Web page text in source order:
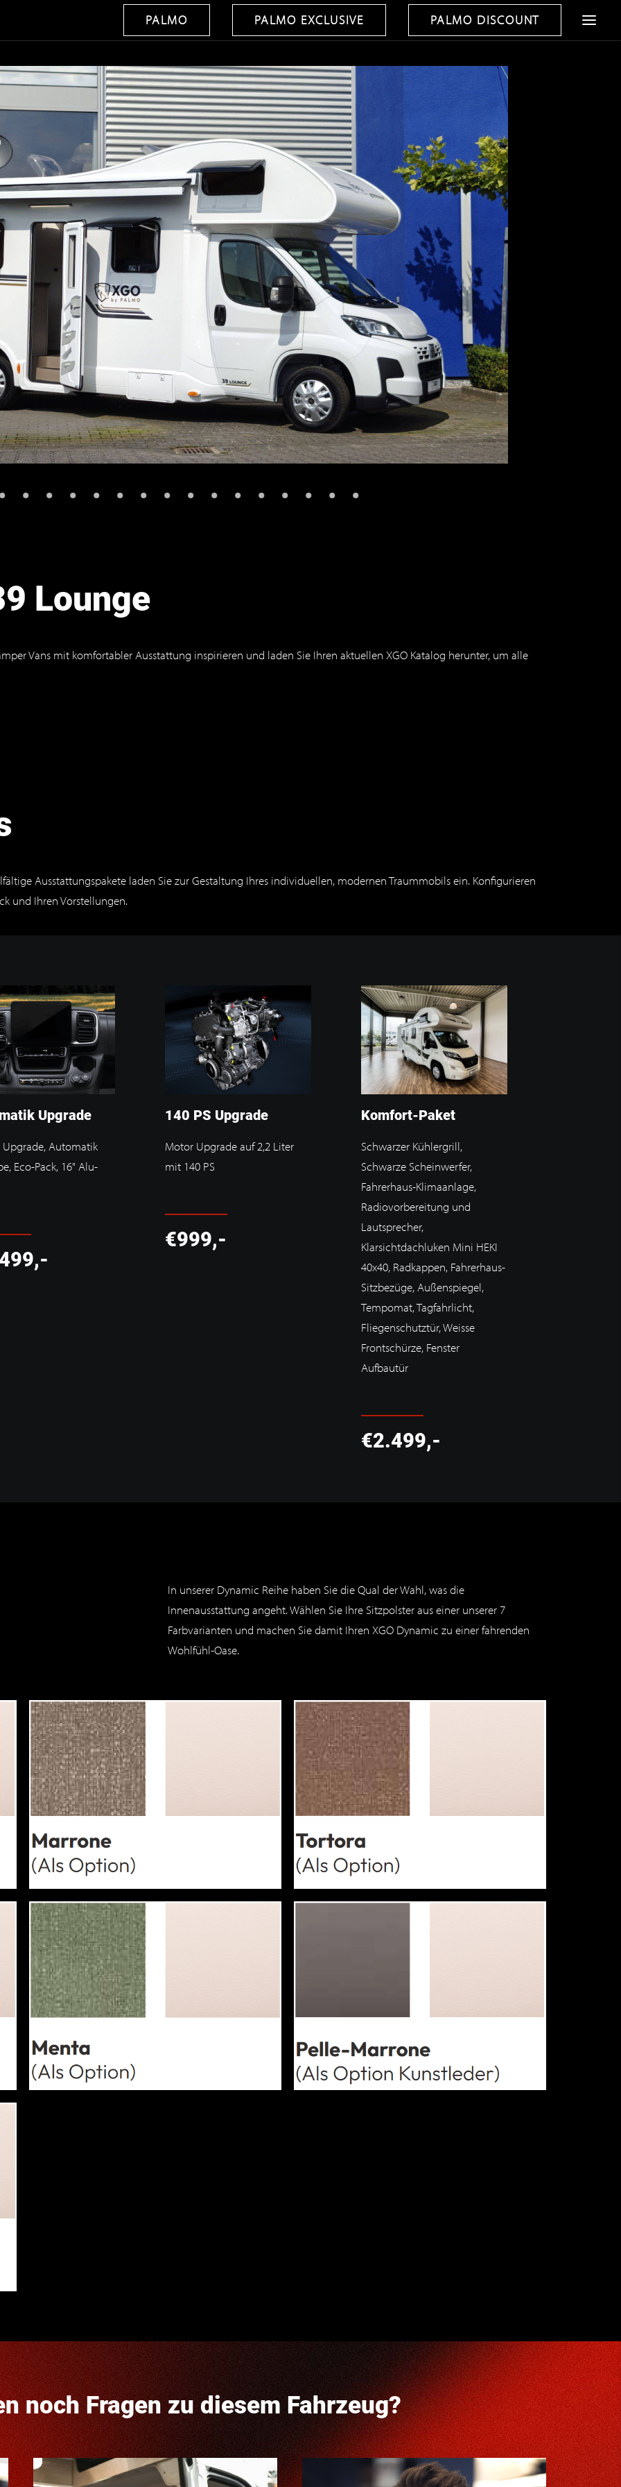
PALMO PALMO EXCLUSIVE PALMO DISCOUNT
Lounge
Vans mit komfortabler Ausstattung inspirieren und laden Sie Ihren aktuellen XGO Katalog herunter, um alle
Ausstattungspakete laden Sie zur Gestaltung Ihres individuellen, modernen Traummobils ein. Konfigurieren
und Ihren Vorstellungen.
Upgrade
Upgrade, Automatik
Eco-Pack, 16" Alu-
140 PS Upgrade
Motor Upgrade auf 2,2 Liter
mit 140 PS
€999,-
Komfort-Paket
Schwarzer Kühlergrill,
Schwarze Scheinwerfer,
Fahrerhaus-Klimaanlage,
Radiovorbereitung und
Lautsprecher,
Klarsichtdachluken Mini HEKI
40x40, Radkappen, Fahrerhaus-
Sitzbezüge, Außenspiegel,
Tempomat, Tagfahrlicht,
Fliegenschutztür, Weisse
Frontschürze, Fenster
Aufbautür
€2.499,-
In unserer Dynamic Reihe haben Sie die Qual der Wahl, was die
Innenausstattung angeht. Wählen Sie Ihre Sitzpolster aus einer unserer 7
Farbvarianten und machen Sie damit Ihren XGO Dynamic zu einer fahrenden
Wohlfühl-Oase.
noch Fragen zu diesem Fahrzeug?